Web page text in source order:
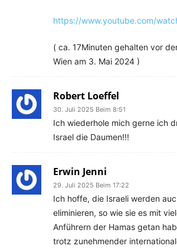
https://www.youtube.com/
( ca. 17Minuten gehalten vor
Wien am 3. Mai 2024 )
Robert Loeffel
30. Juli 2025 Beim 8:51
Ich wiederhole mich gerne ich
Israel die Daumen!!!
Erwin Jenni
29. Juli 2025 Beim 17:22
Ich hoffe, die Israeli werden
eliminieren, so wie sie es mit
Anführern der Hamas getan
trotz zunehmender